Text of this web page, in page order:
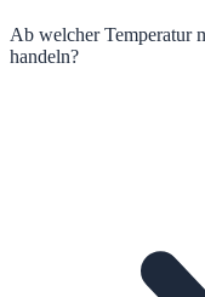
Ab welcher Temperatur
handeln?